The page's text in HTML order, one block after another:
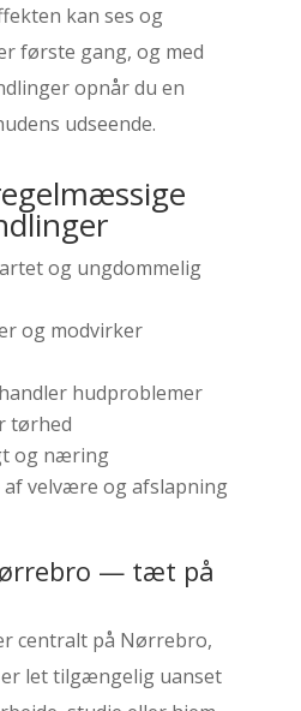
kan ses og
første gang, og med
opnår du en
udseende.
og ungdommelig
og modvirker
hudproblemer
tørhed
og næring
af velvære og afslapning
—tæt på
centralt på Nørrebro,
let tilgængelig uanset